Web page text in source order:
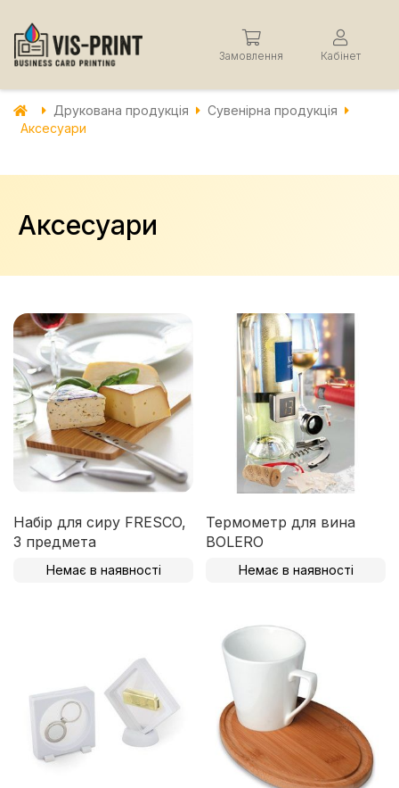
Замовлення Кабінет
Друкована продукція
Сувенірна продукція
Аксесуари
Аксесуари
Набір для сиру FRESCO,
3 предмета
Немає в наявності
Термометр для вина
BOLERO
Немає в наявності